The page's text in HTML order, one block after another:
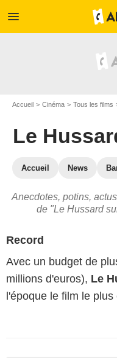
menu
Accueil Cinéma Tous les films
Le
Accueil News
Anecdotes, potins,
de "Le Hussard
Record
Avec un budget de
millions d'euros), Le
l'époque le film le